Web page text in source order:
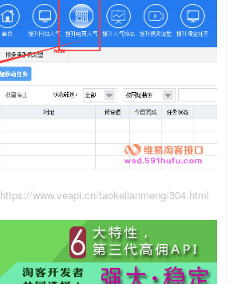
https://www.veapi.cn/taokelianmeng/304.html